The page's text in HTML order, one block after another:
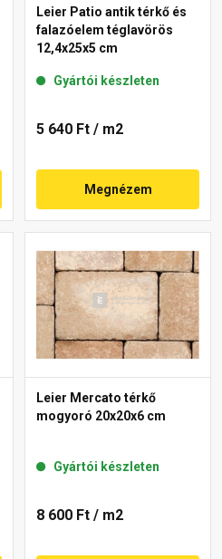
Leier Patio antik térkő és
falazóelem téglavörös
12,4x25x5 cm
Gyártói készleten
5 640 Ft / m2
Megnézem
Leier Mercato térkő
mogyoró 20x20x6 cm
Gyártói készleten
8 600 Ft / m2